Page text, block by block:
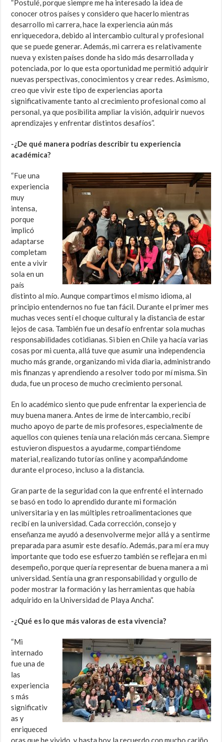
“Postulé, porque siempre me ha interesado la idea de
conocer otros países y considero que hacerlo mientras
desarrollo mi carrera, hace la experiencia aún más
enriquecedora, debido al intercambio cultural y profesional
que se puede generar. Además, mi carrera es relativamente
nueva y existen países donde ha sido más desarrollada y
potenciada, por lo que esta oportunidad me permitió adquirir
nuevas perspectivas, conocimientos y crear redes. Asimismo,
creo que vivir este tipo de experiencias aporta
significativamente tanto al crecimiento profesional como al
personal, ya que posibilita ampliar la visión, adquirir nuevos
aprendizajes y enfrentar distintos desafíos”.
-¿De qué manera podrías describir tu experiencia
académica?
“Fue una
experiencia
muy
intensa,
porque
implicó
adaptarse
completam
ente a vivir
sola en un
país
distinto al mío. Aunque compartimos el mismo idioma, al
principio entendernos no fue tan fácil. Durante el primer mes
muchas veces sentí el choque cultural y la distancia de estar
lejos de casa. También fue un desafío enfrentar sola muchas
responsabilidades cotidianas. Si bien en Chile ya hacía varias
cosas por mi cuenta, allá tuve que asumir una independencia
mucho más grande, organizando mi vida diaria, administrando
mis finanzas y aprendiendo a resolver todo por mí misma. Sin
duda, fue un proceso de mucho crecimiento personal.
En lo académico siento que pude enfrentar la experiencia de
muy buena manera. Antes de irme de intercambio, recibí
mucho apoyo de parte de mis profesores, especialmente de
aquellos con quienes tenía una relación más cercana. Siempre
estuvieron dispuestos a ayudarme, compartiéndome
material, realizando tutorías online y acompañándome
durante el proceso, incluso a la distancia.
Gran parte de la seguridad con la que enfrenté el internado
se basó en todo lo aprendido durante mi formación
universitaria y en las múltiples retroalimentaciones que
recibí en la universidad. Cada corrección, consejo y
enseñanza me ayudó a desenvolverme mejor allá y a sentirme
preparada para asumir este desafío. Además, para mí era muy
importante que todo ese esfuerzo también se reflejara en mi
desempeño, porque quería representar de buena manera a mi
universidad. Sentía una gran responsabilidad y orgullo de
poder mostrar la formación y las herramientas que había
adquirido en la Universidad de Playa Ancha”.
-¿Qué es lo que más valoras de esta vivencia?
“Mi
internado
fue una de
las
experiencia
s más
significativ
as y
enriqueced